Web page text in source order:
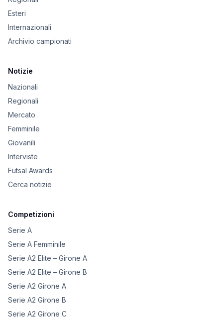
Esteri
Internazionali
Archivio campionati
Notizie
Nazionali
Regionali
Mercato
Femminile
Giovanili
Interviste
Futsal Awards
Cerca notizie
Competizioni
Serie A
Serie A Femminile
Serie A2 Elite – Girone A
Serie A2 Elite – Girone B
Serie A2 Girone A
Serie A2 Girone B
Serie A2 Girone C